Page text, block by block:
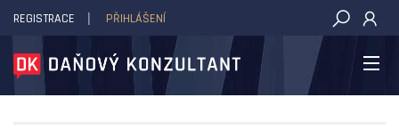
DAŇOVÝ KONZULTANT
REGISTRACE PŘIHLÁŠENÍ